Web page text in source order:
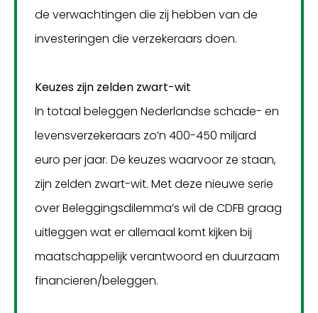
de verwachtingen die zij hebben van de
investeringen die verzekeraars doen.
Keuzes zijn zelden zwart-wit
In totaal beleggen Nederlandse schade- en
levensverzekeraars zo’n 400-450 miljard
euro per jaar. De keuzes waarvoor ze staan,
zijn zelden zwart-wit. Met deze nieuwe serie
over Beleggingsdilemma’s wil de CDFB graag
uitleggen wat er allemaal komt kijken bij
maatschappelijk verantwoord en duurzaam
financieren/beleggen.